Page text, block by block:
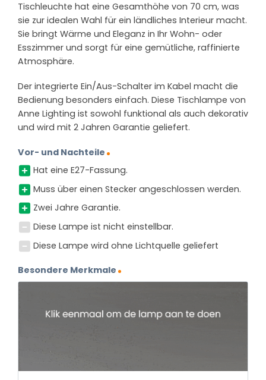
Tischleuchte hat eine Gesamthöhe von 70 cm, was
sie zur idealen Wahl für ein ländliches Interieur macht.
Sie bringt Wärme und Eleganz in Ihr Wohn- oder
Esszimmer und sorgt für eine gemütliche, raffinierte
Atmosphäre.
Der integrierte Ein/Aus-Schalter im Kabel macht die
Bedienung besonders einfach. Diese Tischlampe von
Anne Lighting ist sowohl funktional als auch dekorativ
und wird mit 2 Jahren Garantie geliefert.
Vor- und Nachteile
Hat eine E27-Fassung.
Muss über einen Stecker angeschlossen werden.
Zwei Jahre Garantie.
Diese Lampe ist nicht einstellbar.
Diese Lampe wird ohne Lichtquelle geliefert
Besondere Merkmale